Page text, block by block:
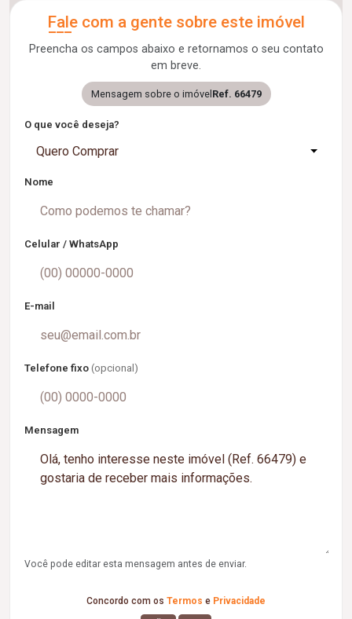
Fale com a gente sobre este imóvel
Preencha os campos abaixo e retornamos o seu contato
em breve.
Mensagem sobre o imóvel Ref. 66479
O que você deseja?
Quero Comprar
Nome
Celular / WhatsApp
E-mail
Telefone fixo (opcional)
Mensagem
Você pode editar esta mensagem antes de enviar.
Concordo com os Termos e Privacidade